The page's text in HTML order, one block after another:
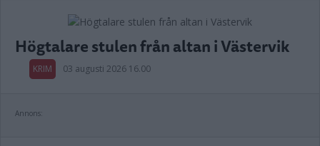
Högtalare stulen från altan i Västervik
KRIM 03 augusti 2026 16.00
Annons: